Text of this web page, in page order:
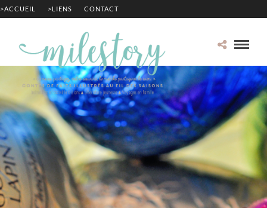
>ACCUEIL >LIENS CONTACT